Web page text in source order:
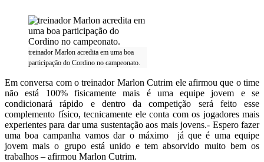
treinador Marlon acredita em uma boa
participação do Cordino no campeonato.
Em conversa com o treinador Marlon Cutrim ele afirmou que o time
não está 100% fisicamente mais é uma equipe jovem e se
condicionará rápido e dentro da competição será feito esse
complemento físico, tecnicamente ele conta com os jogadores mais
experientes para dar uma sustentação aos mais jovens.- Espero fazer
uma boa campanha vamos dar o máximo já que é uma equipe
jovem mais o grupo está unido e tem absorvido muito bem os
trabalhos – afirmou Marlon Cutrim.